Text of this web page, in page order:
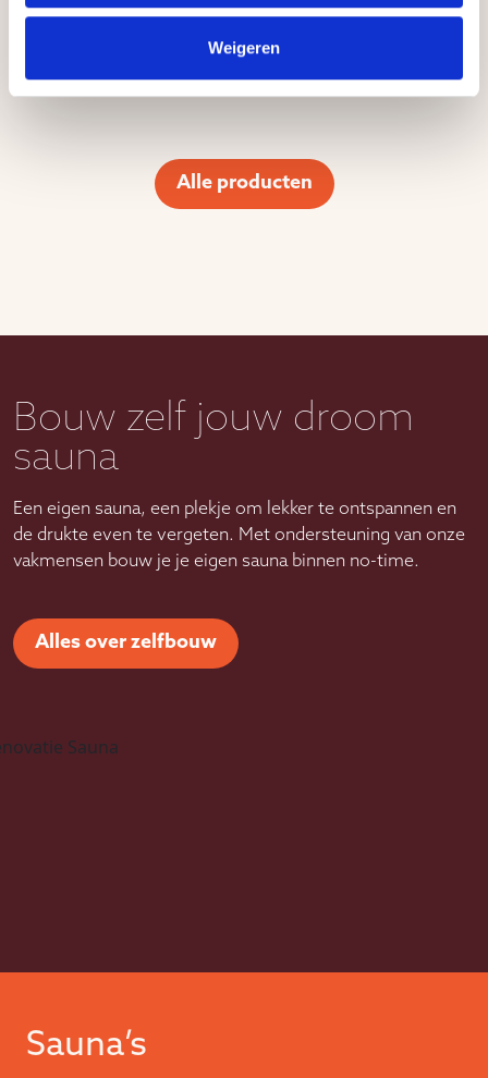
Weigeren
Alle producten
Bouw zelf jouw droom
sauna
Een eigen sauna, een plekje om lekker te ontspannen en
de drukte even te vergeten. Met ondersteuning van onze
vakmensen bouw je je eigen sauna binnen no-time.
Alles over zelfbouw
Sauna’s